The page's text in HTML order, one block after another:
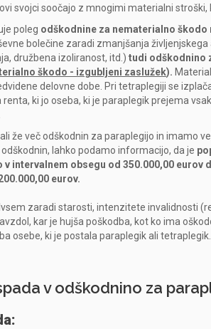
svojci soočajo z mnogimi materialni stroški,
poleg odškodnine za nematerialno škodo
bolečine zaradi zmanjšanja
družbena izoliranost, itd.) tudi odškodnino
škodo - izgubljeni zaslužek).
delovne dobe. Pri tetraplegiji se
ki jo oseba, ki je paraplegik prejema
že več odškodnin za paraplegijo in imamo
lahko podamo informacijo, da je
intervalnem obsegu od 350.000,00 eurov
eurov.
zaradi starosti, intenzitete invalidnosti
kar je hujša poškodba, kot ko ima
osebe, ki je postala paraplegik ali tetraplegik.
v odškodnino za